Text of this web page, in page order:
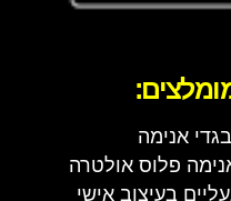
בגדי אנימה
פלוס אולטרה
בעיצוב אישי